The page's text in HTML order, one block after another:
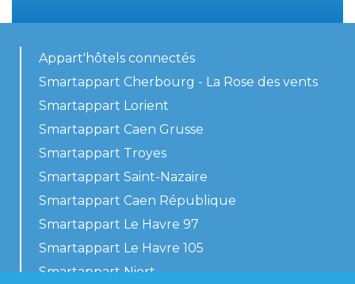
Appart'hôtels connectés
Smartappart Cherbourg - La Rose des vents
Smartappart Lorient
Smartappart Caen Grusse
Smartappart Troyes
Smartappart Saint-Nazaire
Smartappart Caen République
Smartappart Le Havre 97
Smartappart Le Havre 105
Smartappart Niort